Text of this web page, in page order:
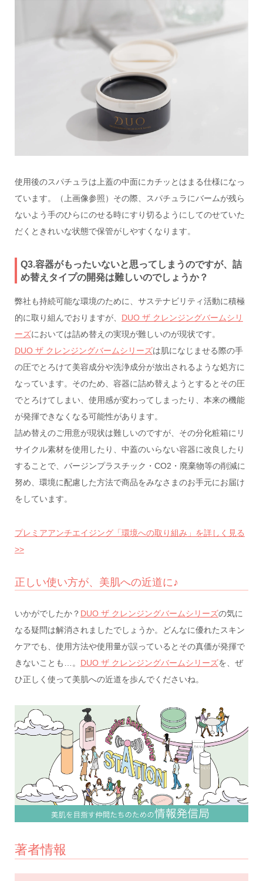
使用後のスパチュラは上蓋の中面にカチッとはまる仕様になっ
ています。（上画像参照）その際、スパチュラにバームが残ら
ないよう手のひらにのせる時にすり切るようにしてのせていた
だくときれいな状態で保管がしやすくなります。
Q3.容器がもったいないと思ってしまうのですが、詰
め替えタイプの開発は難しいのでしょうか？
弊社も持続可能な環境のために、サステナビリティ活動に積極
的に取り組んでおりますが、 DUO ザ クレンジングバームシリ
ーズにおいては詰め替えの実現が難しいのが現状です。
DUO ザ クレンジングバームシリーズは肌になじませる際の手
の圧でとろけて美容成分や洗浄成分が放出されるような処方に
なっています。そのため、容器に詰め替えようとするとその圧
でとろけてしまい、使用感が変わってしまったり、本来の機能
が発揮できなくなる可能性があります。
詰め替えのご用意が現状は難しいのですが、その分化粧箱にリ
サイクル素材を使用したり、中蓋のいらない容器に改良したり
することで、バージンプラスチック・CO2・廃棄物等の削減に
努め、環境に配慮した方法で商品をみなさまのお手元にお届け
をしています。
プレミアアンチエイジング「環境への取り組み」を詳しく見る
>>
正しい使い方が、美肌への近道に♪
いかがでしたか？ DUO ザ クレンジングバームシリーズの気に
なる疑問は解消されましたでしょうか。どんなに優れたスキン
ケアでも、使用方法や使用量が誤っているとその真価が発揮で
きないことも…。 DUO ザ クレンジングバームシリーズを、ぜ
ひ正しく使って美肌への近道を歩んでくださいね。
著者情報